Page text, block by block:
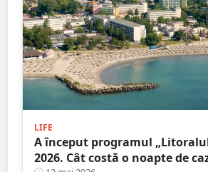
LIFE
A început programul
2026. Cât costă o noapte de